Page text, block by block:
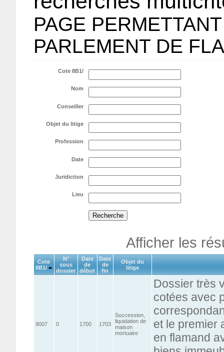
PAGE
PARLEMENT DE
Cote 8B1/
Nom
Conseiller
Objet du litige
Profession
Date
Juridiction
Lieu
Afficher les
Cote
8B1/
N°
sous
dossier
Date
de
début
Date
de
fin
Objet du
litige
9007 0 1700 1703
Succession,
liquidation de
maison
mortuaire
Dossier très
cotées avec
et le premier
en flamand